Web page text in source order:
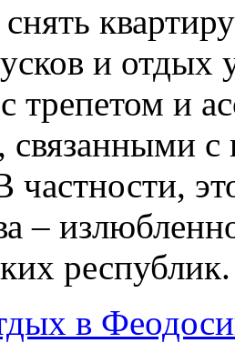
и отдых
трепетом и
связанными
частности,
–
республик.
в